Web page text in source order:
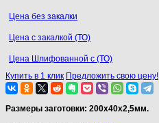
Цена без закалки
Цена с закалкой (ТО)
Цена Шлифованной с (ТО)
Купить в 1 клик Предложить свою цену!
Размеры заготовки: 200х40х2,5мм.